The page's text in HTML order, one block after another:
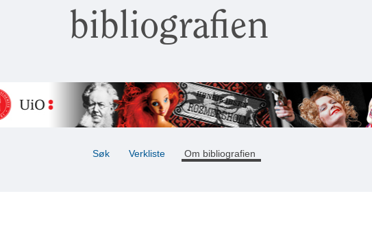
bibliografien
Søk Verkliste Om bibliografien